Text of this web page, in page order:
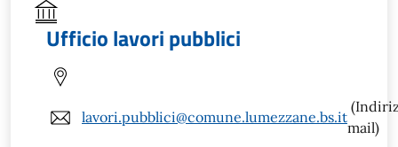
Ufficio lavori pubblici
lavori.pubblici@comune.lumezzane.bs.it
mail)